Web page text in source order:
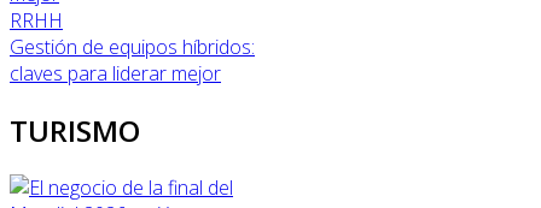
RRHH
Gestión de equipos híbridos:
claves para liderar mejor
TURISMO